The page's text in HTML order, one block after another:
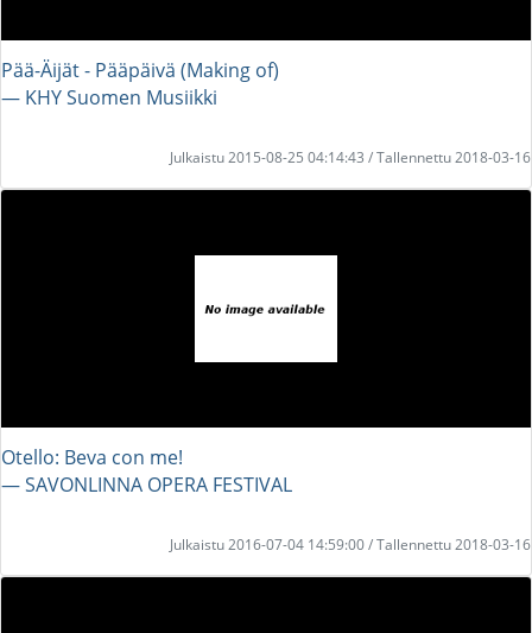
Pää-Äijät - Pääpäivä (Making of)
― KHY Suomen Musiikki
Julkaistu 2015-08-25 04:14:43 / Tallennettu 2018-03-16
Otello: Beva con me!
― SAVONLINNA OPERA FESTIVAL
Julkaistu 2016-07-04 14:59:00 / Tallennettu 2018-03-16